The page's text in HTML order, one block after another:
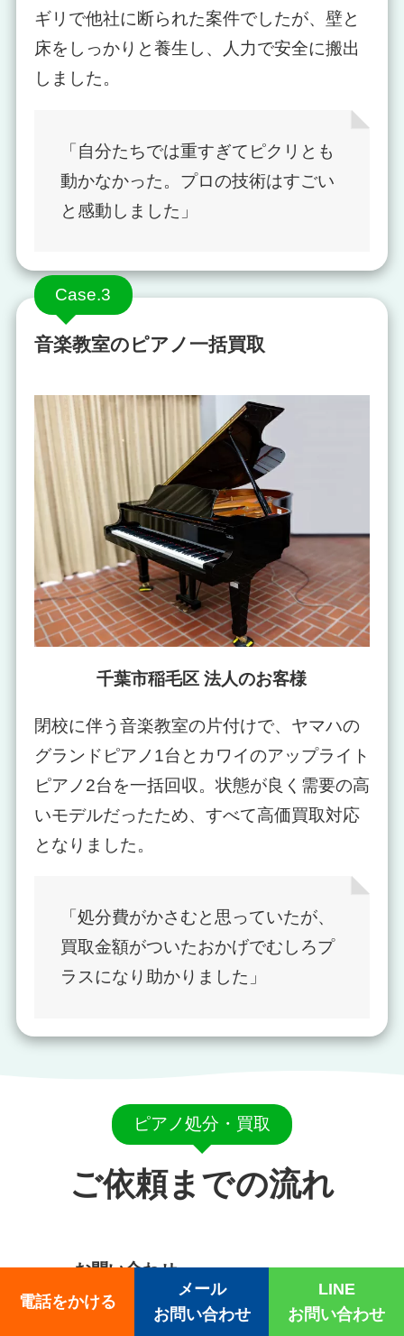
ギリで他社に断られた案件でしたが、壁と
床をしっかりと養生し、人力で安全に搬出
しました。
「自分たちでは重すぎてピクリとも
動かなかった。プロの技術はすごい
と感動しました」
Case.3
音楽教室のピアノ一括買取
千葉市稲毛区 法人のお客様
閉校に伴う音楽教室の片付けで、ヤマハの
グランドピアノ1台とカワイのアップライト
ピアノ2台を一括回収。状態が良く需要の高
いモデルだったため、すべて高価買取対応
となりました。
「処分費がかさむと思っていたが、
買取金額がついたおかげでむしろプ
ラスになり助かりました」
ピアノ処分・買取
ご依頼までの流れ
お問い合わせ
お電話、LINE、メールフォームよりご連
電話をかける
メール
お問い合わせ
LINE
お問い合わせ